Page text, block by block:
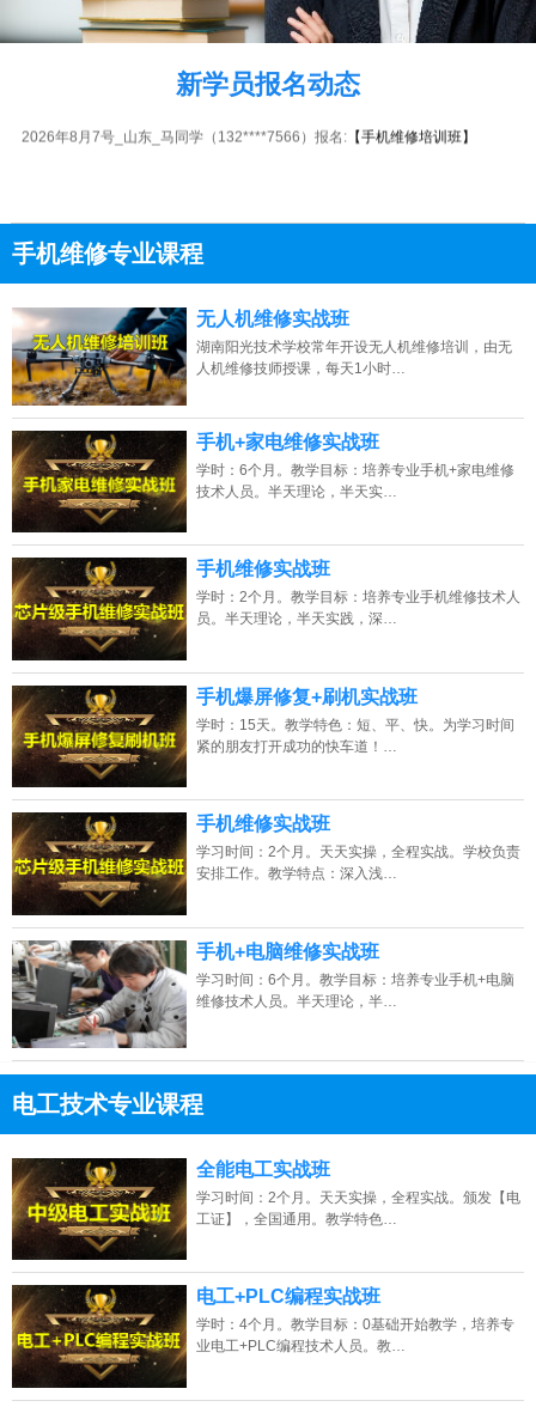
新学员报名动态
2026年8月7号_广西_张同学（130****0329）报名: 【手机维修培训班】
2026年8月7号_陕西_苏同学（189****8139）报名:【手机维修培训班】
2026年8月7号_山东_马同学（132****7566）报名: 【手机维修培训班】
手机维修专业课程
点击免费咨询电话： 13807313137
无人机维修实战班
湖南阳光技术学校常年开设无人机维修培训，由无
人机维修技师授课，每天1小时…
手机+家电维修实战班
学时：6个月。教学目标：培养专业手机+家电维修
技术人员。半天理论，半天实…
手机维修实战班
学时：2个月。教学目标：培养专业手机维修技术人
员。半天理论，半天实践，深…
手机爆屏修复+刷机实战班
学时：15天。教学特色：短、平、快。为学习时间
紧的朋友打开成功的快车道！…
手机维修实战班
学习时间：2个月。天天实操，全程实战。学校负责
安排工作。教学特点：深入浅…
手机+电脑维修实战班
学习时间：6个月。教学目标：培养专业手机+电脑
维修技术人员。半天理论，半…
电工技术专业课程
点击免费咨询电话：13807313137
全能电工实战班
学习时间：2个月。天天实操，全程实战。颁发【电
工证】，全国通用。教学特色…
电工+PLC编程实战班
学时：4个月。教学目标：0基础开始教学，培养专
业电工+PLC编程技术人员。教…